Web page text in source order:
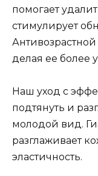
помогает
стимулирует
делая ее более
Наш уход с
подтянуть и
молодой вид.
разглаживает
эластичность.